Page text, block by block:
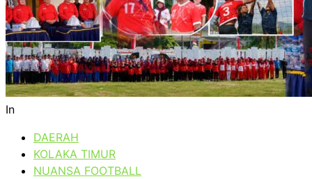
In
DAERAH
KOLAKA TIMUR
NUANSA FOOTBALL